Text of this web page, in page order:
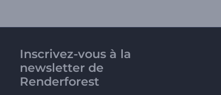
Inscrivez-vous à la
newsletter de
Renderforest